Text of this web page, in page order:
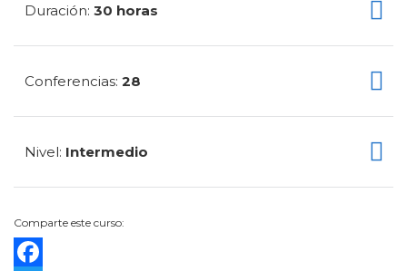
Duración: 30 horas
Conferencias: 28
Nivel: Intermedio
Comparte este curso: